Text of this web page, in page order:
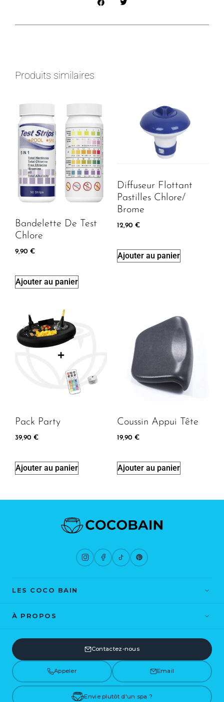
Produits similaires
Bandelette De Test
Chlore
9,90 €
Ajouter au panier
Diffuseur Flottant
Pastilles Chlore/
Brome
12,90 €
Ajouter au panier
Pack Party
39,90 €
Ajouter au panier
Coussin Appui Tête
19,90 €
Ajouter au panier
LES COCO BAIN
Ibiza
À PROPOS
CGV
Mentions légales
Livraison
Contactez-nous
Appeler Email
Envie plutôt d'un spa ?